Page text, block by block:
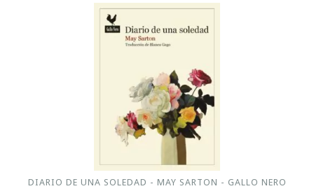
DIARIO DE UNA SOLEDAD - MAY SARTON - GALLO NERO